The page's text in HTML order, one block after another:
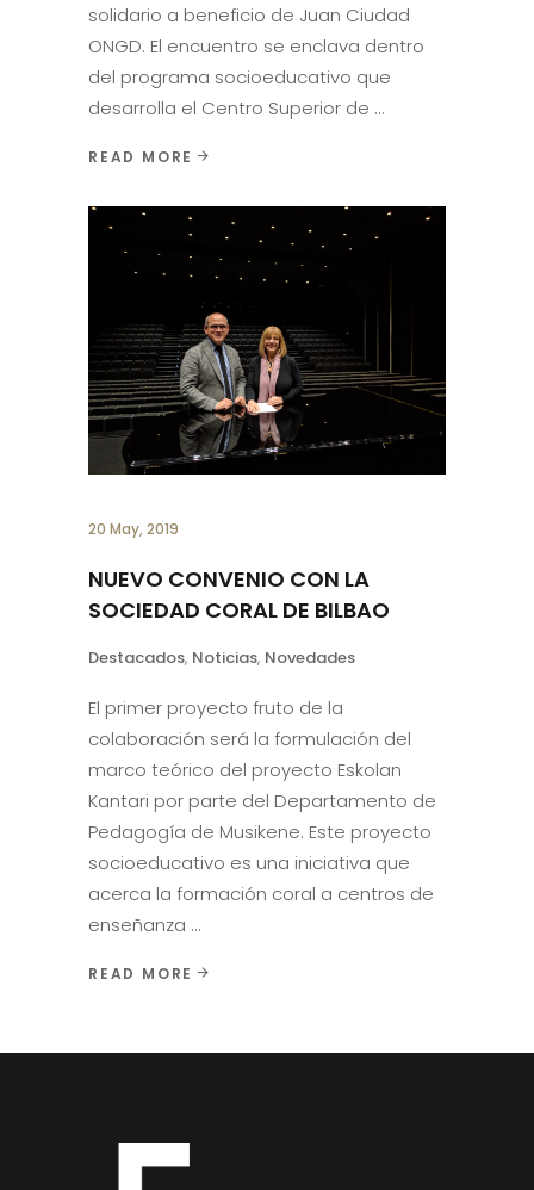
solidario a beneficio de Juan Ciudad
ONGD. El encuentro se enclava dentro
del programa socioeducativo que
desarrolla el Centro Superior de
READ MORE
20 May, 2019
NUEVO CONVENIO CON LA
SOCIEDAD CORAL DE BILBAO
Destacados, Noticias, Novedades
El primer proyecto fruto de la
colaboración será la formulación del
marco teórico del proyecto Eskolan
Kantari por parte del Departamento de
Pedagogía de Musikene. Este proyecto
socioeducativo es una iniciativa que
acerca la formación coral a centros de
enseñanza
READ MORE